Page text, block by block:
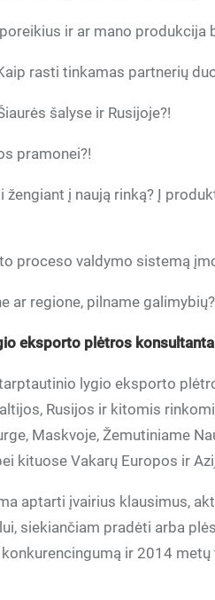
ir ar mano produkcija
rasti tinkamas partnerių
šalyse ir Rusijoje?!
pramonei?!
į naują rinką? Į
proceso valdymo sistemą
ar regione, pilname
eksporto plėtros
lygio eksporto
Rusijos ir kitomis
Maskvoje, Žemutiniame
kituose Vakarų Europos ir
aptarti įvairius klausimus,
siekiančiam pradėti arba
ir 2014